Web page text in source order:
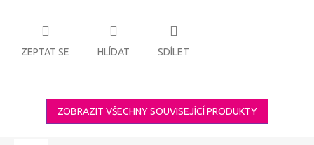
ZEPTAT SE HLÍDAT SDÍLET
ZOBRAZIT VŠECHNY SOUVISEJÍCÍ PRODUKTY